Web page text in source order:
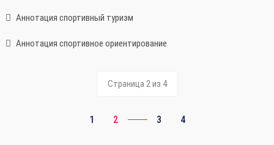
Аннотация спортивный туризм
Аннотация спортивное ориентирование
Страница 2 из 4
1 2 3 4